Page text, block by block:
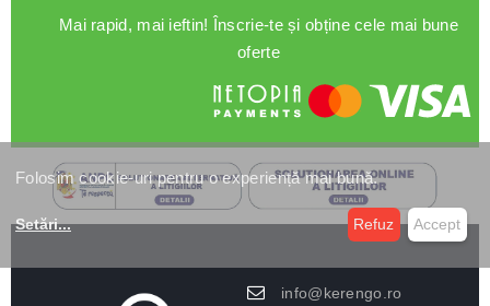
Mai rapid, mai ieftin! Înscrie-te și obține cele mai bune
oferte
info@kerengo.ro
Folosim cookie-uri pentru o experiență mai bună.
Setări... Refuz Accept